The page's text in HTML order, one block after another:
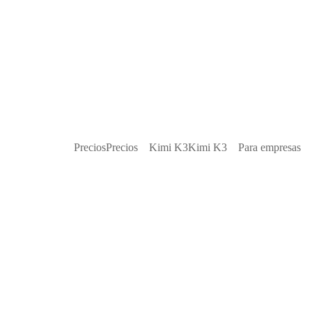
PreciosPrecios Kimi K3Kimi K3 Para empresas